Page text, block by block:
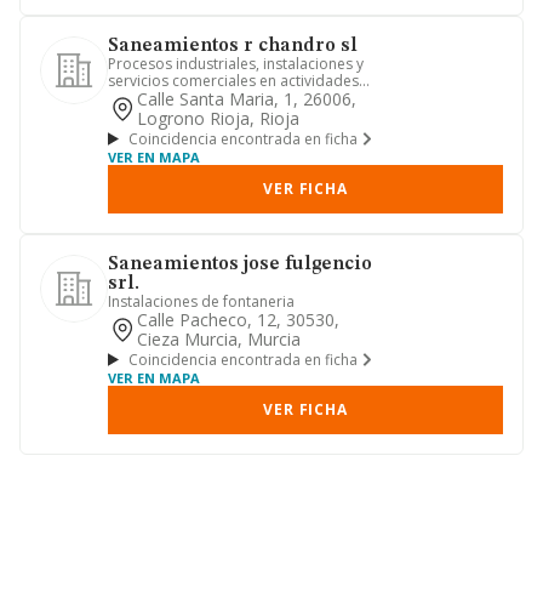
Saneamientos r chandro sl
Procesos industriales, instalaciones y
servicios comerciales en actividades
denominadas como saneam...
Calle Santa Maria, 1, 26006,
Logrono Rioja, Rioja
Coincidencia encontrada en ficha
VER EN MAPA
VER FICHA
Saneamientos jose fulgencio
srl.
Instalaciones de fontaneria
Calle Pacheco, 12, 30530,
Cieza Murcia, Murcia
Coincidencia encontrada en ficha
VER EN MAPA
VER FICHA